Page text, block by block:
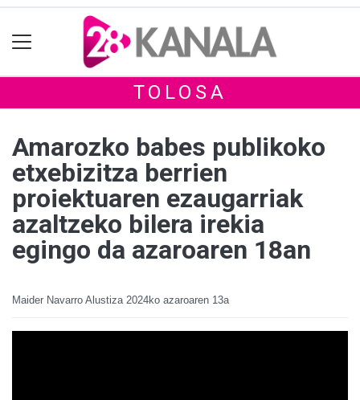
TOLOSA
Amarozko babes publikoko
etxebizitza berrien
proiektuaren ezaugarriak
azaltzeko bilera irekia
egingo da azaroaren 18an
Maider Navarro Alustiza 2024ko azaroaren 13a